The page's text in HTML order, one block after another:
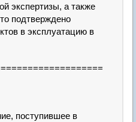
экспертизы, а также
подтверждено
в эксплуатацию в
===============
поступившее в